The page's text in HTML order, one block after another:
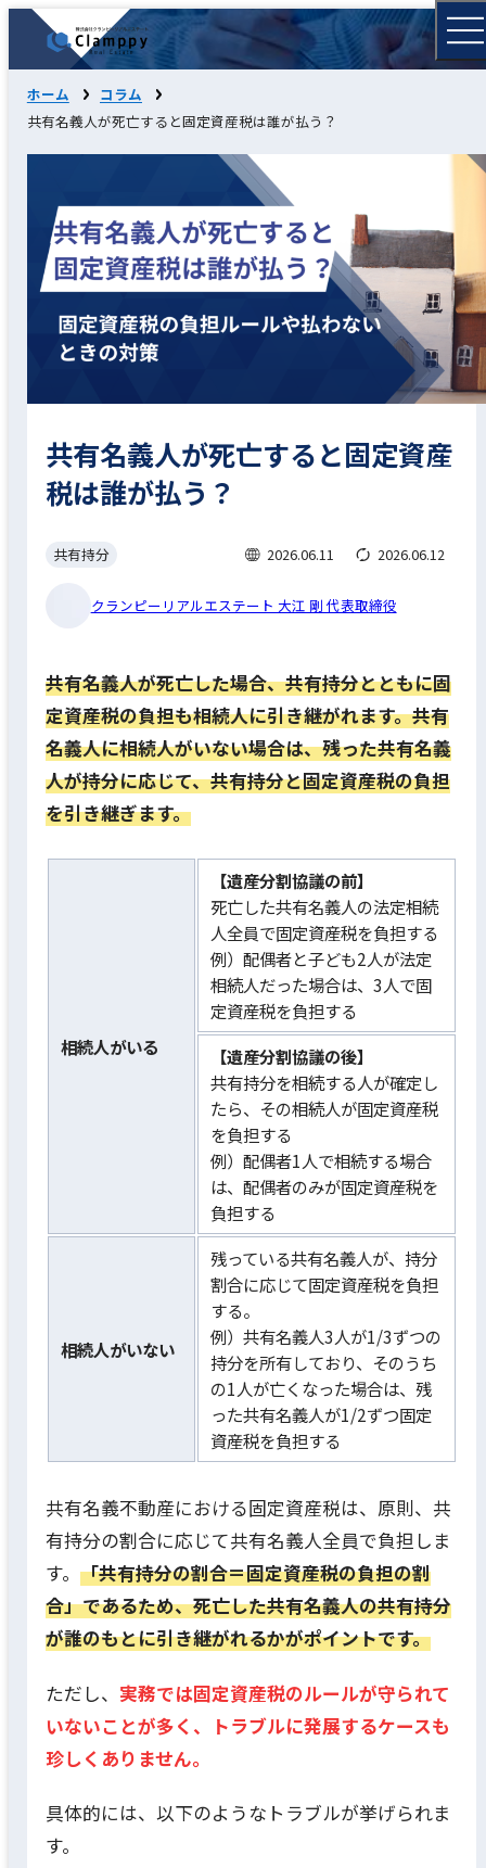
ホーム
コラム
共有名義人が死亡すると固定資産税は誰が払う？
共有名義人が死亡すると固定資産
税は誰が払う？
共有持分 2026.06.11 2026.06.12
クランピーリアルエステート 大江 剛 代表取締役
共有名義人が死亡した場合、共有持分とともに固
定資産税の負担も相続人に引き継がれます。共有
名義人に相続人がいない場合は、残った共有名義
人が持分に応じて、共有持分と固定資産税の負担
を引き継ぎます。
相続人がいる
【遺産分割協議の前】
死亡した共有名義人の法定相続
人全員で固定資産税を負担する
例）配偶者と子ども2人が法定
相続人だった場合は、3人で固
定資産税を負担する
【遺産分割協議の後】
共有持分を相続する人が確定し
たら、その相続人が固定資産税
を負担する
例）配偶者1人で相続する場合
は、配偶者のみが固定資産税を
負担する
相続人がいない
残っている共有名義人が、持分
割合に応じて固定資産税を負担
する。
例）共有名義人3人が1/3ずつの
持分を所有しており、そのうち
の1人が亡くなった場合は、残
った共有名義人が1/2ずつ固定
資産税を負担する
共有名義不動産における固定資産税は、原則、共
有持分の割合に応じて共有名義人全員で負担しま
す。 「共有持分の割合＝固定資産税の負担の割
合」であるため、死亡した共有名義人の共有持分
が誰のもとに引き継がれるかがポイントです。
ただし、 実務では固定資産税のルールが守られて
いないことが多く、トラブルに発展するケースも
珍しくありません。
具体的には、以下のようなトラブルが挙げられま
す。